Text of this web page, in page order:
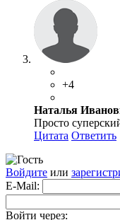
+4
Наталья
Просто
Цитата Ответить
Войдите или
E-Mail:
Войти через: